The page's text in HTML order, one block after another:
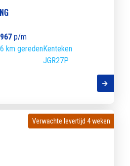
p/m
km geredenKenteken
JGR27P
Verwachte levertijd 4 weken
Verwachte levertijd 4 weken